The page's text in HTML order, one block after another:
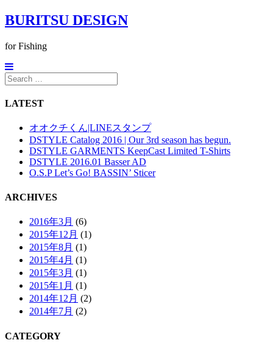
BURITSU DESIGN
for Fishing
LATEST
オオクチくん|LINEスタンプ
DSTYLE Catalog 2016 | Our 3rd season has begun.
DSTYLE GARMENTS KeepCast Limited T-Shirts
DSTYLE 2016.01 Basser AD
O.S.P Let’s Go! BASSIN’ Sticer
ARCHIVES
2016年3月 (6)
2015年12月 (1)
2015年8月 (1)
2015年4月 (1)
2015年3月 (1)
2015年1月 (1)
2014年12月 (2)
2014年7月 (2)
CATEGORY